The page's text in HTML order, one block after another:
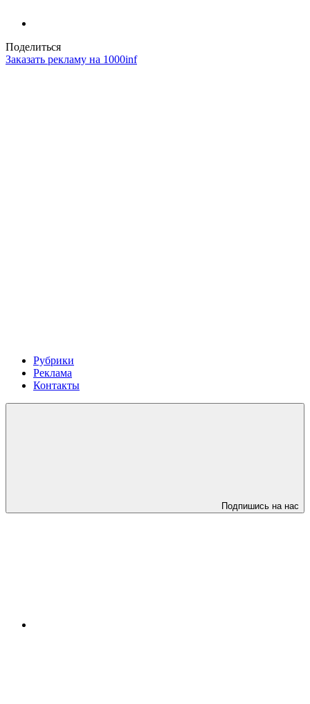
Поделиться
Заказать рекламу на 1000inf
Рубрики
Реклама
Контакты
Подпишись на нас